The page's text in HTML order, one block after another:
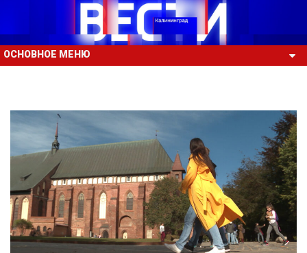
ОСНОВНОЕ МЕНЮ